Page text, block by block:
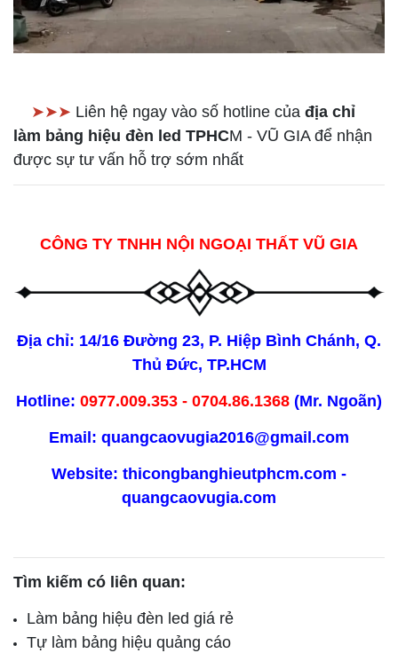
➤➤➤ Liên hệ ngay vào số hotline của địa chỉ
làm bảng hiệu đèn led TPHCM - VŨ GIA để nhận
được sự tư vấn hỗ trợ sớm nhất
CÔNG TY TNHH NỘI NGOẠI THẤT VŨ GIA
Địa chỉ: 14/16 Đường 23, P. Hiệp Bình Chánh, Q.
Thủ Đức, TP.HCM
Hotline: 0977.009.353 - 0704.86.1368 (Mr. Ngoãn)
Email: quangcaovugia2016@gmail.com
Website: thicongbanghieutphcm.com -
quangcaovugia.com
Tìm kiếm có liên quan:
Làm bảng hiệu đèn led giá rẻ
Tự làm bảng hiệu quảng cáo